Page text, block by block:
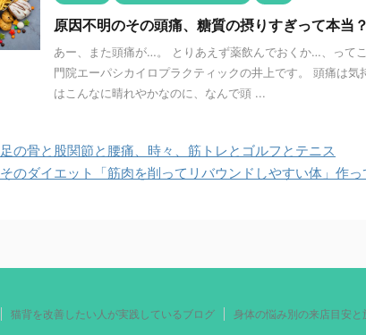
原因不明のその頭痛、糖質の摂りすぎって本当？
あー、また頭痛が…。 とりあえず薬飲んでおくか…、って
門院エーパシカイロプラクティックの井上です。 頭痛は気
はこんなに晴れやかなのに、なんで頭 ...
足の骨と股関節と腰痛、時々、筋トレとゴルフとテニス
そのダイエット「筋肉を削ってリバウンドしやすい体」作っ
猫背を改善したい人が実践しているブログ 身体の悩み別の来店目安